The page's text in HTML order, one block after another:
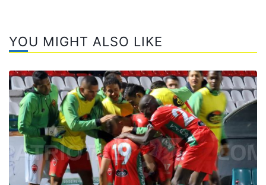
YOU MIGHT ALSO LIKE